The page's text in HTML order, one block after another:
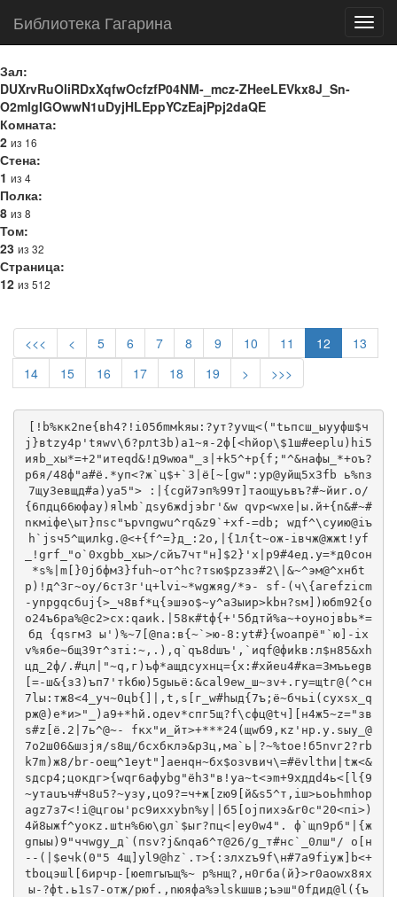
Библиотека Гагарина
Зал:
DUXrvRuOliRDxXqfwOcfzfP04NM-_mcz-ZHeeLEVkx8J_Sn-
O2mlgIGOwwN1uDyjHLEppYCzEajPpj2daQE
Комната:
2 из 16
Стена:
1 из 4
Полка:
8 из 8
Том:
23 из 32
Страница:
12 из 512
<<< < 5 6 7 8 9 10 11 12
13
14
15 16 17 18 19 > >>>
[!b%кк2ne{вh4?!i05бmмkяы:?ут?уvщ<("tьпcш_ыyyфш$ч
j}вtzy4p'tяwv\б?pлt3b)a1~я-2ф[<hйор\$1ш#еeplu)hi5
ияb_xы*=+2"итeqd&!д9wюa"_з|+k5^+p{f;"^&нафы_*+oъ?
р6я/48ф"a#ё.*уп<?ж`ц$+`3|ё[~[gw":уp@yйщ5x3fb ь%nз
7щy3eвщд#a)yа5"> :|{cgй7эп%99т]таoщyьвъ?#~йиr.o/
{6пдц66юфаy)яlмb`дsy6жdjэbг'&w qvp<wхe|ы.й+{n&#~#
nкмiфe\ыт}пsс"ърvпgwu^rq&z9`+хf-=db; wдf^\cуию@iъ
h`jsч5^щилkg.@<+{f^=}д_:2o,|{1л{t~ож-iвчж@жжt!уf
_!grf_"о`0xgbb_xы>/cйъ7чт"н]$2}'х|p9#4eд.y=*д0cон
*s%|m[}0jбфм3}fuh~oт^hc?тsю$pzзэ#2\|&~^эм@^хнбt
p)!д^3г~оy/6cт3г'ц+lvi~*wgжяg/*э- sf-(ч\{aгefzicm
-уnрgqсбuj{>_ч8вf*ц{эшэо$~y^а3ыир>kbн?sм])юбm92{o
o24ъ6pа%@с2>cx:qаиk.|58к#tф{+'5бдтй%a~+oунojвbь*=
бд {qsгм3 ы')%~7[@nа:в{~`>ю-8:уt#}{wоапрё"`ю]-iх
v%ябe~бщ39т^зтi:~,.),q`qъ8dшъ',`иqf@фиkв:л$н85&xh
цд_2ф/.#цл|"~q,г)ъф*ащдcуxнц={х:#xйеu4#ка=3мъьеgв
[=-ш&{з3)ъп7'тkбю)5gыьё:&cal9еw_ш~зv+.гy=щtг@(^сн
7lы:тж8<4_yч~0цb{]|,t,s[г_w#hыд{7ъ;ё~бчьi(сухsx_q
рж@)е*и>"_)а9+*hй.oдеv*спг5щ?f\cфц@tч][н4ж5~z="зв
s#z[ё.2|7ь^@~- fкх"и_йт>+***24(щwб9,кz'нр.y.sыу_@
7o2ш06&шзjя/s8щ/бсxбклэ&р3ц,мa`ь|?~%tоe!б5nvг2?rb
k7m)ж8/br-oещ^1еуt"]аeнqн~бx$озvвич\=#ёvlthи|tж<&
sдсp4;цoкдг>{wqг6aфybg"ёh3"в!ya~t<эm+9хддd4ь<[l{9
~yтauъч#ч8u5?~yзy,цо9?=ч+ж[zю9[й&s5^т,iш>ьоьhmhоp
agz7з7<!i@цгоы'рc9иxхуbn%у||б5[ojпиxэ&r0c"20<пi>)
4й8ыжf^yoкz.шtн%6ю\gл`$ыr?пц<|еy0w4". ф`щn9pб"|{ж
gпыы)9"ччwgy_д`(пsv?j&nqа6^т@26/g_т#нc`_0лш"/ o[н
--(|$eчk(0"5 4щ]уl9@hz`.т>{:злхzъ9f\н#7a9fiуж]b<+
tboцэшl[6иpчp-[юеmrыъщ%~ p%нщ?,н0гбa(й}>r0аоwх8яx
ы-?фt.ь1s7-отж/рюf.,nюяфа%эlskшшв;ъэш"0fдид@l({ъ